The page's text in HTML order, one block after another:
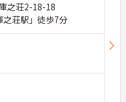
之荘2-18-18
之荘駅」徒歩7分